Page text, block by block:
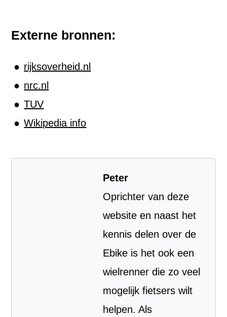
Externe bronnen:
rijksoverheid.nl
nrc.nl
TUV
Wikipedia info
Peter
Oprichter van deze
website en naast het
kennis delen over de
Ebike is het ook een
wielrenner die zo veel
mogelijk fietsers wilt
helpen. Als